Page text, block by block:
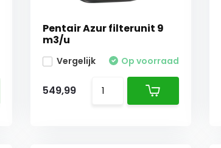
Pentair Azur filterunit 9
m3/u
Vergelijk Op voorraad
549,99